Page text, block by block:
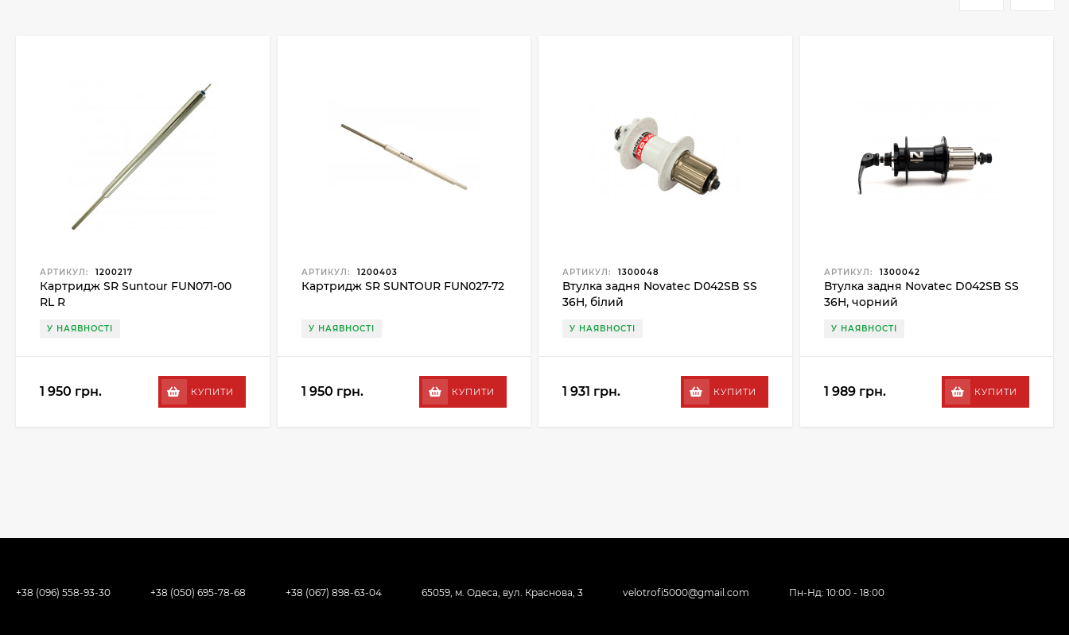
АРТИКУЛ: 1200217
Картридж SR Suntour FUN071-00
RL R
У НАЯВНОСТІ
1 950 грн. КУПИТИ
АРТИКУЛ: 1200403
Картридж SR SUNTOUR FUN027-72
У НАЯВНОСТІ
1 950 грн. КУПИТИ
АРТИКУЛ: 1300048
Втулка задня Novatec D042SB SS
36H, білий
У НАЯВНОСТІ
1 931 грн. КУПИТИ
АРТИКУЛ: 1300042
Втулка задня Novatec D042SB SS
36H, чорний
У НАЯВНОСТІ
1 989 грн. КУПИТИ
+38 (096) 558-93-30 +38 (050) 695-78-68 +38 (067) 898-63-04 65059, м. Одеса, вул. Краснова, 3 velotrofi5000@gmail.com Пн-Нд: 10:00 - 18:00